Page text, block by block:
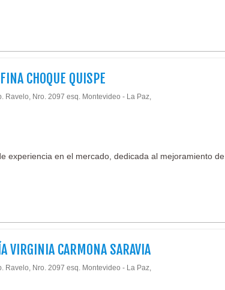
CHOQUE QUISPE
Ravelo, Nro. 2097 esq. Montevideo - La Paz,
experiencia en el mercado, dedicada al mejoramiento de
VIRGINIA CARMONA SARAVIA
Ravelo, Nro. 2097 esq. Montevideo - La Paz,